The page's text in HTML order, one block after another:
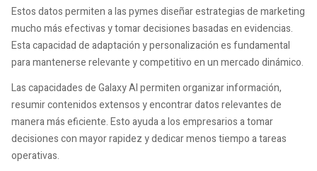
Estos datos permiten a las pymes diseñar estrategias de marketing
mucho más efectivas y tomar decisiones basadas en evidencias.
Esta capacidad de adaptación y personalización es fundamental
para mantenerse relevante y competitivo en un mercado dinámico.
Las capacidades de Galaxy AI permiten organizar información,
resumir contenidos extensos y encontrar datos relevantes de
manera más eficiente. Esto ayuda a los empresarios a tomar
decisiones con mayor rapidez y dedicar menos tiempo a tareas
operativas.